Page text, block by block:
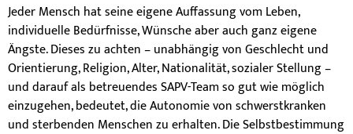
Jeder Mensch hat seine eigene Auffassung vom Leben,
individuelle Bedürfnisse, Wünsche aber auch ganz eigene
Ängste. Dieses zu achten – unabhängig von Geschlecht und
Orientierung, Religion, Alter, Nationalität, sozialer Stellung –
und darauf als betreuendes SAPV-Team so gut wie möglich
einzugehen, bedeutet, die Autonomie von schwerstkranken
und sterbenden Menschen zu erhalten. Die Selbstbestimmung